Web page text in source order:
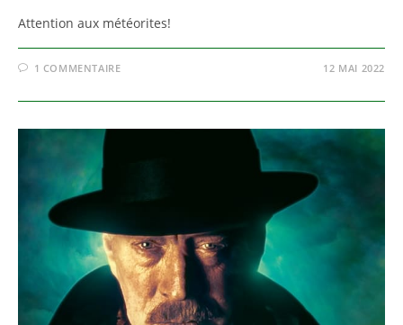
Attention aux météorites!
1 COMMENTAIRE 12 MAI 2022